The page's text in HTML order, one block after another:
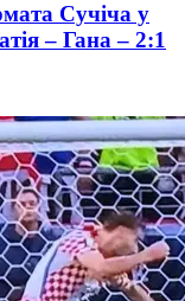
Сучіча у
– Гана – 2:1